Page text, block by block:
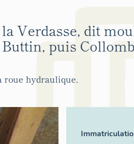
Verdasse, dit
puis
roue hydraulique.